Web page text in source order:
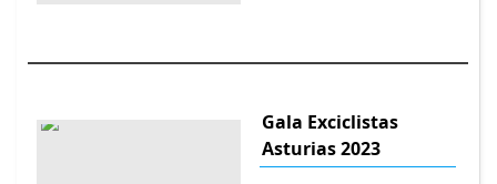
Gala Exciclistas
Asturias 2023